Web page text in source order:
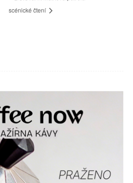
scénické čtení